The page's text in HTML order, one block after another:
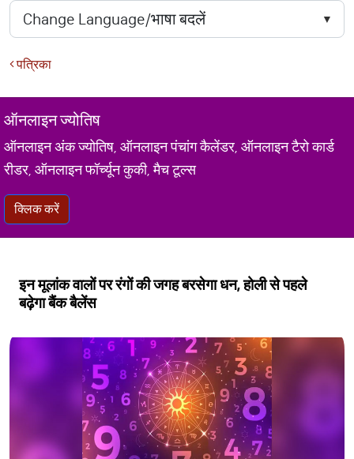
पत्रिका
ऑनलाइन ज्योतिष
ऑनलाइन अंक ज्योतिष, ऑनलाइन पंचांग कैलेंडर, ऑनलाइन टैरो कार्ड
रीडर, ऑनलाइन फॉर्च्यून कुकी, मैच टूल्स
क्लिक करें
इन मूलांक वालों पर रंगों की जगह बरसेगा धन, होली से पहले
बढ़ेगा बैंक बैलेंस